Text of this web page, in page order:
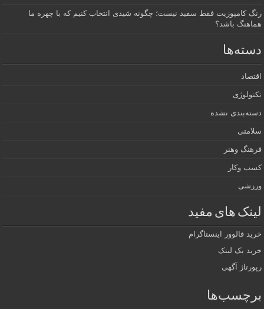
رنگ کامپوزیت فقط سفید نیست؛ چگونه شیدی انتخاب کنیم که با چهره ما
هماهنگ باشد؟
دسته‌ها
اقتصاد
تکنولوژی
دسته‌بندی نشده
سلامتی
فرهنگ وهنر
کسب وکار
ورزشی
لینک های مفید
خرید فالوور اینستاگرام
خرید بک لینک
رپورتاژ آگهی
برچسب‌ها